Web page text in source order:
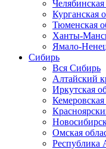
Челябинская
Курганская
Тюменская
Ханты-
Ямало-
Сибирь
Вся Сибирь
Алтайский
Иркутская
Кемеровская
Омская
Республика